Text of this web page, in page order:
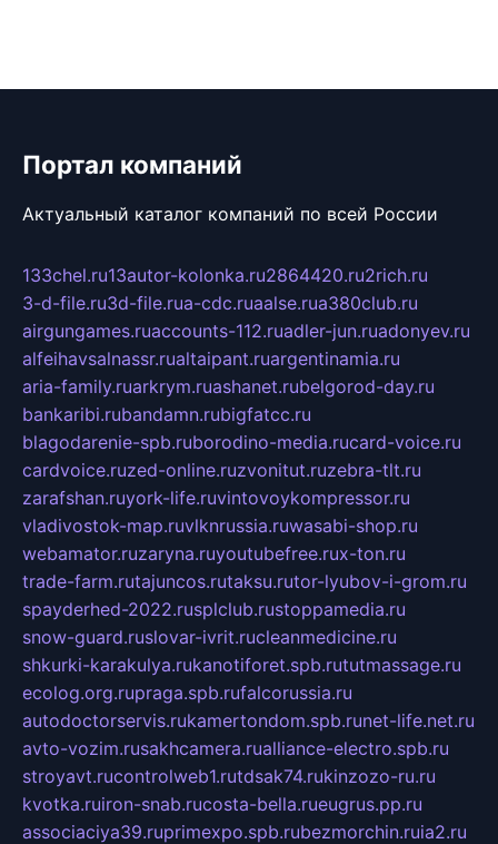
Портал компаний
Актуальный каталог компаний по всей России
133chel.ru13autor-kolonka.ru2864420.ru2rich.ru
3-d-file.ru3d-file.rua-cdc.ruaalse.rua380club.ru
airgungames.ruaccounts-112.ruadler-jun.ruadonyev.ru
alfeihavsalnassr.rualtaipant.ruargentinamia.ru
aria-family.ruarkrym.ruashanet.rubelgorod-day.ru
bankaribi.rubandamn.rubigfatcc.ru
blagodarenie-spb.ruborodino-media.rucard-voice.ru
cardvoice.ruzed-online.ruzvonitut.ruzebra-tlt.ru
zarafshan.ruyork-life.ruvintovoykompressor.ru
vladivostok-map.ruvlknrussia.ruwasabi-shop.ru
webamator.ruzaryna.ruyoutubefree.rux-ton.ru
trade-farm.rutajuncos.rutaksu.rutor-lyubov-i-grom.ru
spayderhed-2022.rusplclub.rustoppamedia.ru
snow-guard.ruslovar-ivrit.rucleanmedicine.ru
shkurki-karakulya.rukanotiforet.spb.rututmassage.ru
ecolog.org.rupraga.spb.rufalcorussia.ru
autodoctorservis.rukamertondom.spb.runet-life.net.ru
avto-vozim.rusakhcamera.rualliance-electro.spb.ru
stroyavt.rucontrolweb1.rutdsak74.rukinzozo-ru.ru
kvotka.ruiron-snab.rucosta-bella.rueugrus.pp.ru
associaciya39.ruprimexpo.spb.rubezmorchin.ruia2.ru